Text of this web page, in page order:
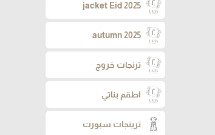
jacket Eid 2025
autumn 2025
ترنجات خروج
اطقم بناتي
ترينجات سبورت